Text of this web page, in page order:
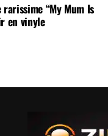
“My Mum Is
en vinyle